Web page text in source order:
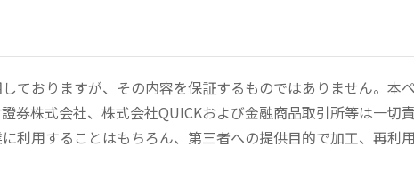
ておりますが、その内容を保証するものではありません。本
券株式会社、株式会社QUICKおよび金融商品取引所等は一切
利用することはもちろん、第三者への提供目的で加工、再利